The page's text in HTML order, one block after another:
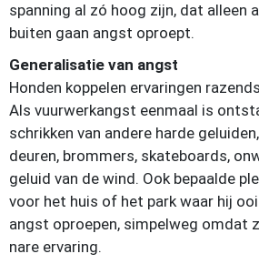
spanning al zó hoog zijn, dat alleen
buiten gaan angst oproept.
Generalisatie van angst
Honden koppelen ervaringen
Als vuurwerkangst eenmaal is
schrikken van andere harde
deuren, brommers, skateboards,
geluid van de wind. Ook bepaalde
voor het huis of het park waar hij
angst oproepen, simpelweg omdat
nare ervaring.